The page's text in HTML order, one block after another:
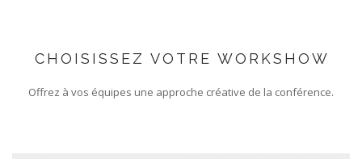
CHOISISSEZ VOTRE WORKSHOW
Offrez à vos équipes une approche créative de la conférence.